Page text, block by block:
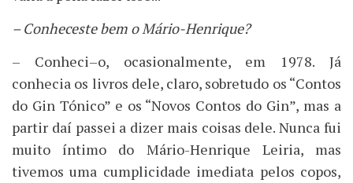
– Conheceste bem o Mário-Henrique?
– Conheci–o, ocasionalmente, em 1978. Já
conhecia os livros dele, claro, sobretudo os “Contos
do Gin Tónico” e os “Novos Contos do Gin”, mas a
partir daí passei a dizer mais coisas dele. Nunca fui
muito íntimo do Mário-Henrique Leiria, mas
tivemos uma cumplicidade imediata pelos copos,